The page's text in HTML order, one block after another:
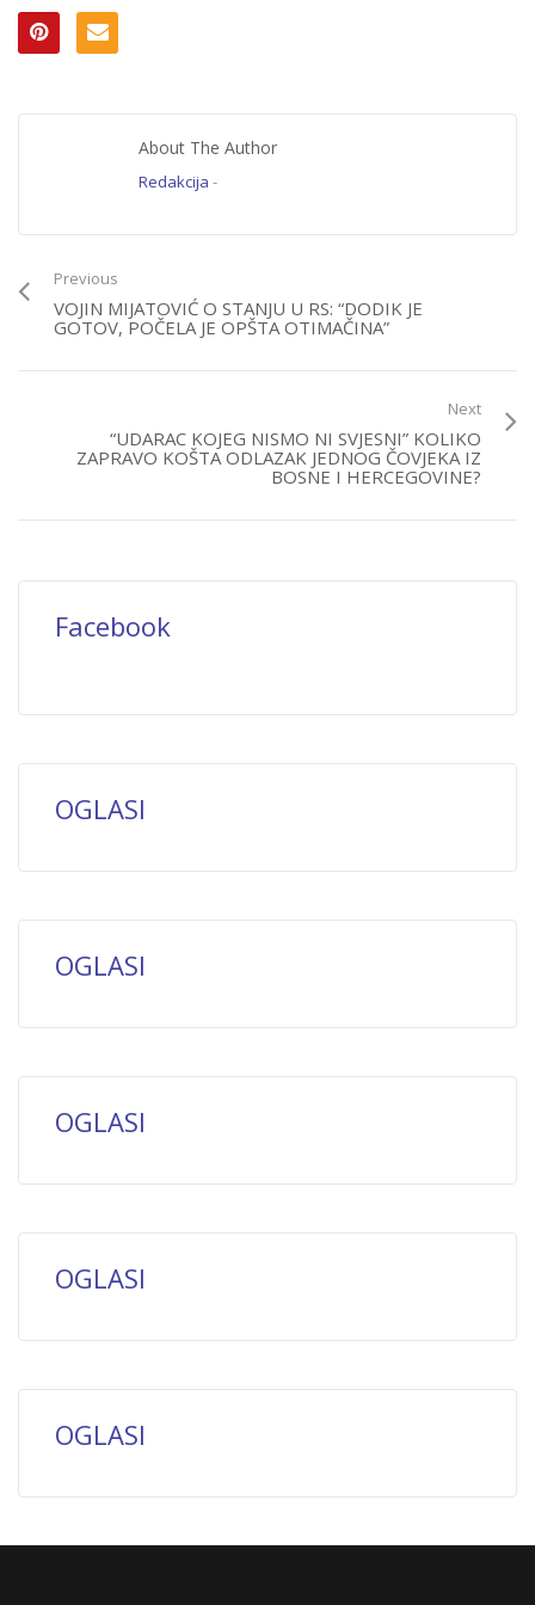
About The Author
Redakcija -
Previous
VOJIN MIJATOVIĆ O STANJU U RS: “DODIK JE
GOTOV, POČELA JE OPŠTA OTIMAČINA”
Next
“UDARAC KOJEG NISMO NI SVJESNI” KOLIKO
ZAPRAVO KOŠTA ODLAZAK JEDNOG ČOVJEKA IZ
BOSNE I HERCEGOVINE?
Facebook
OGLASI
OGLASI
OGLASI
OGLASI
OGLASI